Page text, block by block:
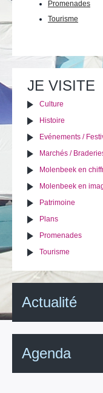
Promenades
Tourisme
JE VISITE
Culture
Histoire
Evénements /
Marchés /
Molenbeek en
Molenbeek en
Patrimoine
Plans
Promenades
Tourisme
Actualité
Agenda